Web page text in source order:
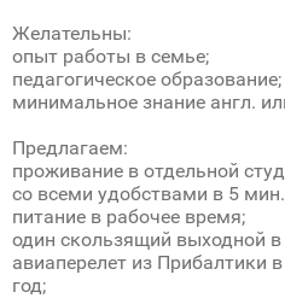
Желательны:
опыт работы в семье;
педагогическое образование;
минимальное знание англ.
Предлагаем:
проживание в отдельной
со всеми удобствами в 5
питание в рабочее время;
один скользящий выходной
авиаперелет из Прибалтики
год;